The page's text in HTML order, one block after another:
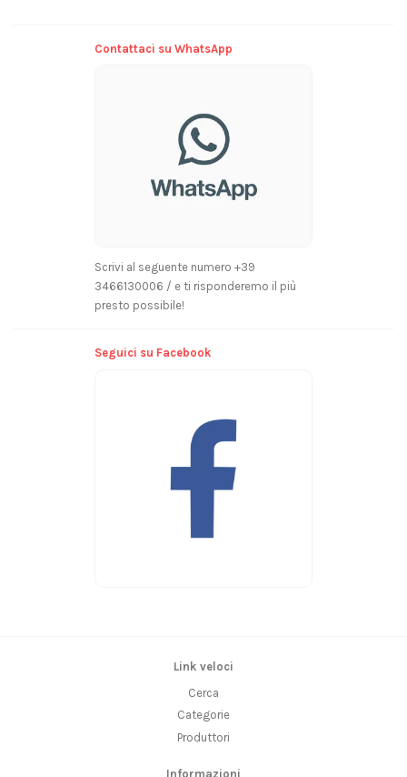
Contattaci su WhatsApp
Scrivi al seguente numero +39
3466130006 / e ti risponderemo il più
presto possibile!
Seguici su Facebook
Link veloci
Cerca
Categorie
Produttori
Informazioni